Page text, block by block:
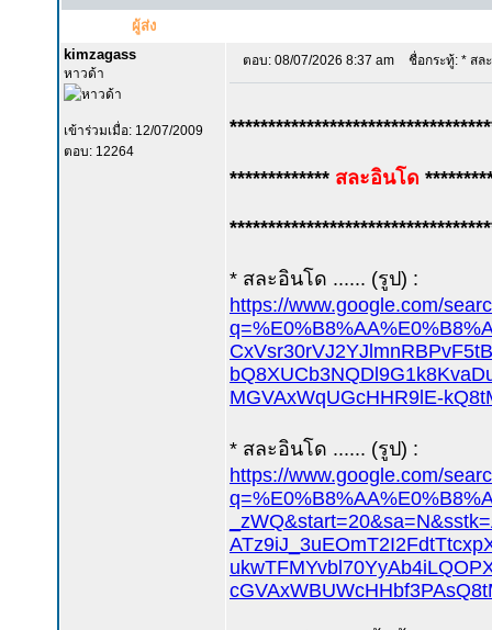
ผู้ส่ง
kimzagass
หาวด้า
เข้าร่วมเมื่อ: 12/07/2009
ตอบ: 12264
ตอบ: 08/07/2026 8:37 am ชื่อกระทู้: * สล
************* สละอินโด
* สละอินโด ...... (รูป) :
https://www.google.com/
MGVAxWqUGcHHR9lE-
* สละอินโด ...... (รูป) :
https://www.google.com/